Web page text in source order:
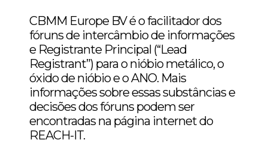
CBMM Europe BV é o facilitador dos
fóruns de intercâmbio de informações
e Registrante Principal (“Lead
Registrant”) para o nióbio metálico, o
óxido de nióbio e o ANO. Mais
informações sobre essas substâncias e
decisões dos fóruns podem ser
encontradas na página internet do
REACH-IT.